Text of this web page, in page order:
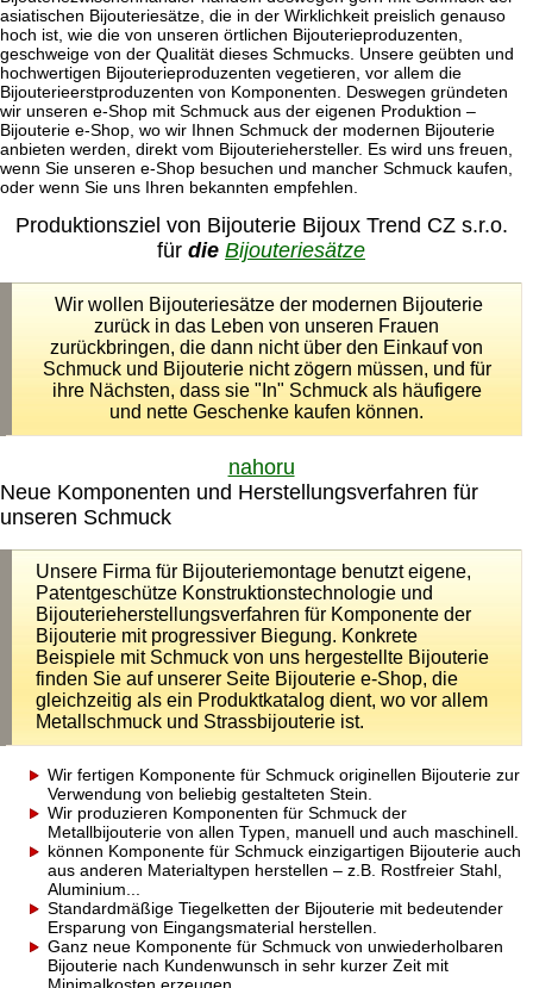
asiatischen Bijouteriesätze, die in der Wirklichkeit preislich genauso
hoch ist, wie die von unseren örtlichen Bijouterieproduzenten,
geschweige von der Qualität dieses Schmucks. Unsere geübten und
hochwertigen Bijouterieproduzenten vegetieren, vor allem die
Bijouterieerstproduzenten von Komponenten. Deswegen gründeten
wir unseren e-Shop mit Schmuck aus der eigenen Produktion –
Bijouterie e-Shop, wo wir Ihnen Schmuck der modernen Bijouterie
anbieten werden, direkt vom Bijouteriehersteller. Es wird uns freuen,
wenn Sie unseren e-Shop besuchen und mancher Schmuck kaufen,
oder wenn Sie uns Ihren bekannten empfehlen.
Produktionsziel von Bijouterie Bijoux Trend CZ s.r.o.
für dieBijouteriesätze
Wir wollen Bijouteriesätze der modernen Bijouterie
zurück in das Leben von unseren Frauen
zurückbringen, die dann nicht über den Einkauf von
Schmuck und Bijouterie nicht zögern müssen, und für
ihre Nächsten, dass sie "In" Schmuck als häufigere
und nette Geschenke kaufen können.
nahoru
Neue Komponenten und Herstellungsverfahren für
unseren Schmuck
Unsere Firma für Bijouteriemontage benutzt eigene,
Patentgeschütze Konstruktionstechnologie und
Bijouterieherstellungsverfahren für Komponente der
Bijouterie mit progressiver Biegung. Konkrete
Beispiele mit Schmuck von uns hergestellte Bijouterie
finden Sie auf unserer Seite Bijouterie e-Shop, die
gleichzeitig als ein Produktkatalog dient, wo vor allem
Metallschmuck und Strassbijouterie ist.
Wir fertigen Komponente für Schmuck originellen Bijouterie zur
Verwendung von beliebig gestalteten Stein.
Wir produzieren Komponenten für Schmuck der
Metallbijouterie von allen Typen, manuell und auch maschinell.
können Komponente für Schmuck einzigartigen Bijouterie auch
aus anderen Materialtypen herstellen – z.B. Rostfreier Stahl,
Aluminium...
Standardmäßige Tiegelketten der Bijouterie mit bedeutender
Ersparung von Eingangsmaterial herstellen.
Ganz neue Komponente für Schmuck von unwiederholbaren
Bijouterie nach Kundenwunsch in sehr kurzer Zeit mit